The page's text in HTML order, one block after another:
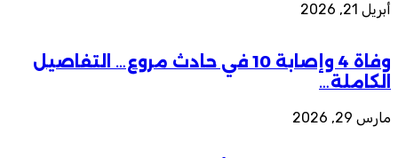
أبريل 21, 2026
وفاة 4 وإصابة 10 في حادث مروع… التفاصيل
الكاملة…
مارس 29, 2026